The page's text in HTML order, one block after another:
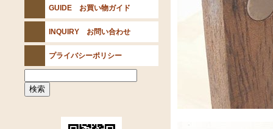
GUIDE お買い物ガイド
INQUIRY お問い合わせ
プライバシーポリシー